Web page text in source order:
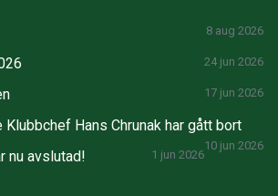
8 aug 2026
24 jun 2026
17 jun 2026
Hans Chrunak har gått bort
10 jun 2026
nu avslutad! 1 jun 2026